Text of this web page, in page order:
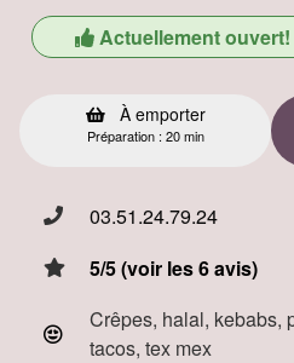
Actuellement ouvert!
À emporter
Préparation : 20 min
03.51.24.79.24
5/5 (voir les 6 avis)
Crêpes, halal, kebabs,
tacos, tex mex